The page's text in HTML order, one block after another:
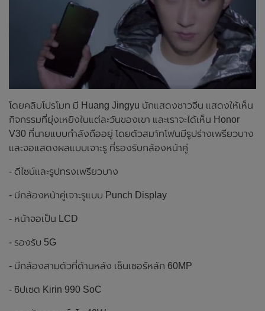
โดยคลิบโปรโมท มี Huang Jingyu นักแสดงชาวจีน แสดงให้เห็น
กิจกรรมที่ยุ่งเหยิงในแต่ละวันของเขา และเราจะได้เห็น Honor
V30 ที่นายแบบกำลังถืออยู่ โดยตัวสมา์ทโฟนมีรูปร่างเพรียวบาง
และจอแสดงผลแบบเจาะรู ที่รองรับกล้องหน้าคู่
- ดีไซน์และรูปทรงเพรียวบาง
- มีกล้องหน้าคู่เจาะรูแบบ Punch Display
- หน้าจอเป็น LCD
- รองรับ 5G
- มีกล้องสามตัวที่ด้านหลัง เซ็นเซอร์หลัก 60MP
- ชิปเซต Kirin 990 SoC